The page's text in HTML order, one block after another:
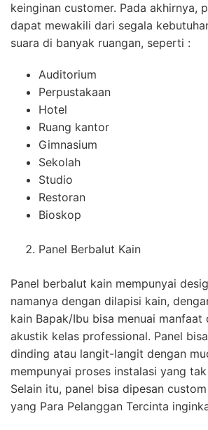
keinginan customer. Pada akhirnya,
dapat mewakili dari segala
suara di banyak ruangan, seperti :
Auditorium
Perpustakaan
Hotel
Ruang kantor
Gimnasium
Sekolah
Studio
Restoran
Bioskop
Panel Berbalut Kain
Panel berbalut kain mempunyai
namanya dengan dilapisi kain,
kain Bapak/Ibu bisa menuai
akustik kelas professional. Panel
dinding atau langit-langit dengan
mempunyai proses instalasi yang
Selain itu, panel bisa dipesan
yang Para Pelanggan Tercinta